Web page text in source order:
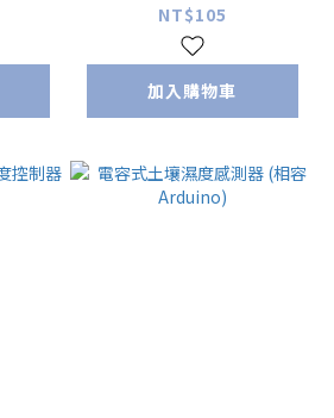
NT$105
加入購物車